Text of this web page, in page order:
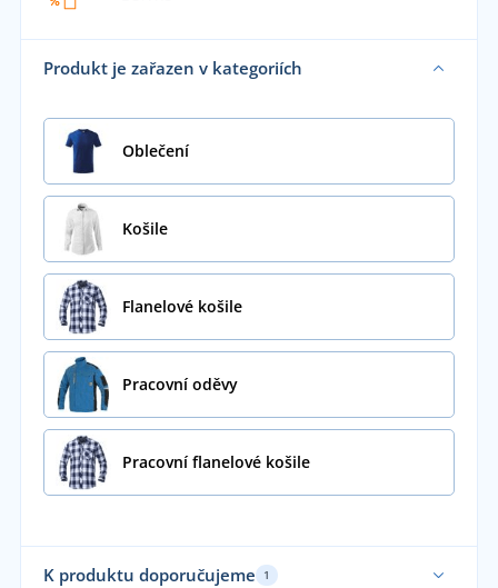
Produkt je zařazen v kategoriích
Oblečení
Košile
Flanelové košile
Pracovní oděvy
Pracovní flanelové košile
K produktu doporučujeme 1